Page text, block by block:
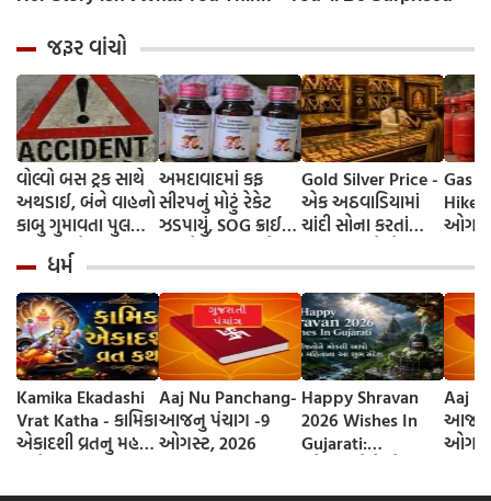
જરૂર વાંચો
વોલ્વો બસ ટ્રક સાથે
અથડાઈ, બંને વાહનો
કાબુ ગુમાવતા પુલ
પરથી નીચે પડી ગયા,
40 મુસાફરો ઘાયલ,
10 ગંભીર - વિડિઓ
અમદાવાદમાં કફ
સીરપનું મોટું રેકેટ
ઝડપાયું, SOG ક્રાઈમ
જથ્થો જપ્ત કર્યો
Gold Silver Price -
એક અઠવાડિયામાં
ચાંદી સોના કરતાં
આવતા અઠવાડિયે
સોનું સસ્તું થશે કે
મોંઘું? જાણો.
Gas
Hike
2900
મળશે!
ધર્મ
Kamika Ekadashi
Vrat Katha - કામિકા
એકાદશી વ્રતનુ મહત્વ
Aaj Nu Panchang-
આજનુ પંચાગ -9
ઓગસ્ટ, 2026
Happy Shravan
2026 Wishes In
Gujarati:
આપો શ્રાવણ
Aaj
આજનુ